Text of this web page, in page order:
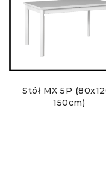
Stół MX 5P
150cm)